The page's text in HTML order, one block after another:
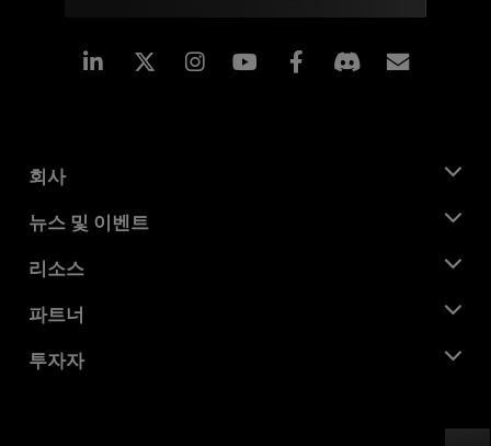
Linkedin Instagram Facebook
회사
AMD 소개
기업의 사회적 책임
채용
문의하기
뉴스 및 이벤트
뉴스룸
미디어 라이브러리
리소스
개발자 센트럴
사례 연구
파트너
AMD 파트너 허브
투자자